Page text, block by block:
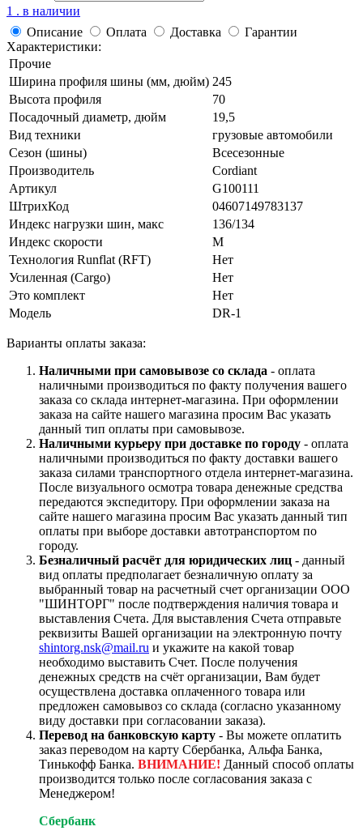
1 . в наличии
Описание
Оплата Доставка
Гарантии
Характеристики:
Прочие
Ширина профиля шины (мм, дюйм) 245
Высота профиля
70
Посадочный диаметр, дюйм
19,5
Вид техники
грузовые автомобили
Сезон (шины)
Всесезонные
Производитель
Cordiant
Артикул
G100111
ШтрихКод
04607149783137
Индекс нагрузки шин, макс
136/134
Индекс скорости
M
Технология Runflat (RFT)
Нет
Усиленная (Cargo)
Нет
Это комплект
Нет
Модель
DR-1
Варианты оплаты заказа:
Наличными при самовывозе со склада - оплата
наличными производиться по факту получения вашего
заказа со склада интернет-магазина. При оформлении
заказа на сайте нашего магазина просим Вас указать
данный тип оплаты при самовывозе.
Наличными курьеру при доставке по городу - оплата
наличными производиться по факту доставки вашего
заказа силами транспортного отдела интернет-магазина.
После визуального осмотра товара денежные средства
передаются экспедитору. При оформлении заказа на
сайте нашего магазина просим Вас указать данный тип
оплаты при выборе доставки автотранспортом по
городу.
Безналичный расчёт для юридических лиц - данный
вид оплаты предполагает безналичную оплату за
выбранный товар на расчетный счет организации ООО
"ШИНТОРГ" после подтверждения наличия товара и
выставления Счета. Для выставления Счета отправьте
реквизиты Вашей организации на электронную почту
shintorg.nsk@mail.ru и укажите на какой товар
необходимо выставить Счет. После получения
денежных средств на счёт организации, Вам будет
осуществлена доставка оплаченного товара или
предложен самовывоз со склада (согласно указанному
виду доставки при согласовании заказа).
Перевод на банковскую карту - Вы можете оплатить
заказ переводом на карту Сбербанка, Альфа Банка,
Тинькофф Банка. ВНИМАНИЕ! Данный способ оплаты
производится только после согласования заказа с
Менеджером!
Сбербанк